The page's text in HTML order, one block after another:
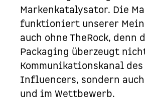
Markenkatalysator. Die
funktioniert unserer
auch ohneTheRock, denn
Packaging überzeugt
Kommunikationskanal des
Influencers, sondern
und im Wettbewerb.